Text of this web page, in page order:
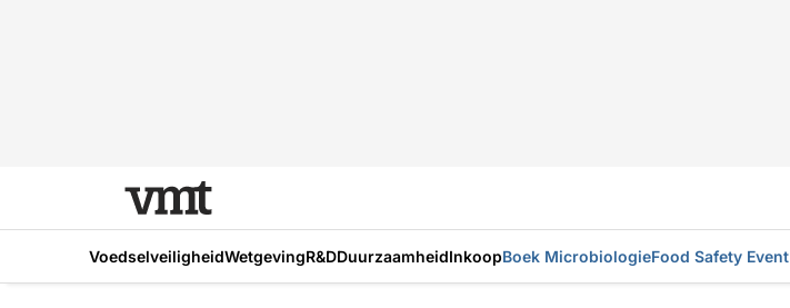
VoedselveiligheidWetgevingR&DDuurzaamheidInkoopBoek MicrobiologieFood Safety Event